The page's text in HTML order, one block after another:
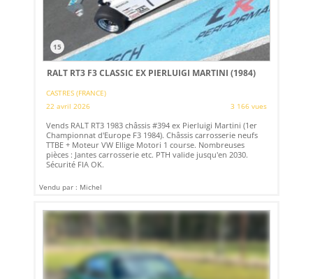
15
RALT RT3 F3 CLASSIC EX PIERLUIGI MARTINI (1984)
CASTRES (FRANCE)
22 avril 2026
3 166 vues
Vends RALT RT3 1983 châssis #394 ex Pierluigi Martini (1er
Championnat d'Europe F3 1984). Châssis carrosserie neufs
TTBE + Moteur VW Ellige Motori 1 course. Nombreuses
pièces : Jantes carrosserie etc. PTH valide jusqu'en 2030.
Sécurité FIA OK.
Vendu par : Michel